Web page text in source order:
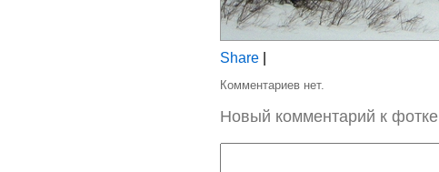
Share
Комментариев нет.
Новый комментарий к фотке